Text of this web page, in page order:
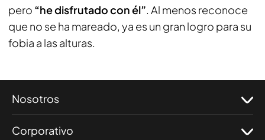
pero “he disfrutado con él”. Al menos reconoce
que no se ha mareado, ya es un gran logro para su
fobia a las alturas.
Nosotros
Corporativo